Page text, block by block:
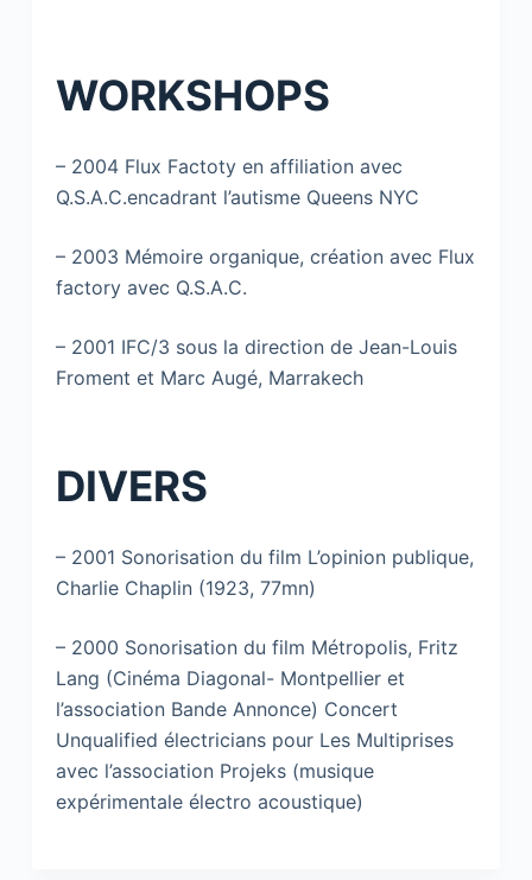
WORKSHOPS
– 2004 Flux Factoty en affiliation avec
Q.S.A.C.encadrant l’autisme Queens NYC
– 2003 Mémoire organique, création avec Flux
factory avec Q.S.A.C.
– 2001 IFC/3 sous la direction de Jean-Louis
Froment et Marc Augé, Marrakech
DIVERS
– 2001 Sonorisation du film L’opinion publique,
Charlie Chaplin (1923, 77mn)
– 2000 Sonorisation du film Métropolis, Fritz
Lang (Cinéma Diagonal- Montpellier et
l’association Bande Annonce) Concert
Unqualified électricians pour Les Multiprises
avec l’association Projeks (musique
expérimentale électro acoustique)